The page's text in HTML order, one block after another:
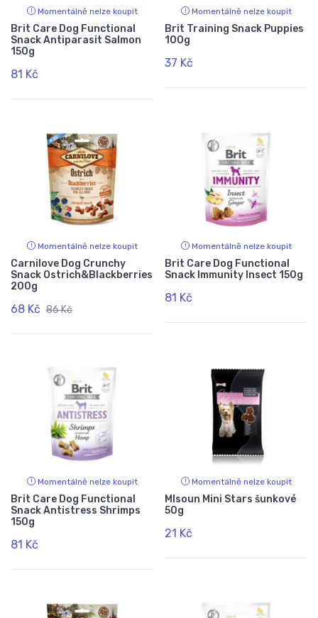
Momentálně nelze koupit
Brit Care Dog Functional
Snack Antiparasit Salmon
150g
81 Kč
Momentálně nelze koupit
Brit Training Snack Puppies
100g
37 Kč
Momentálně nelze koupit
Carnilove Dog Crunchy
Snack Ostrich&Blackberries
200g
68 Kč 86 Kč
Momentálně nelze koupit
Brit Care Dog Functional
Snack Immunity Insect 150g
81 Kč
Momentálně nelze koupit
Brit Care Dog Functional
Snack Antistress Shrimps
150g
81 Kč
Momentálně nelze koupit
Mlsoun Mini Stars šunkové
50g
21 Kč